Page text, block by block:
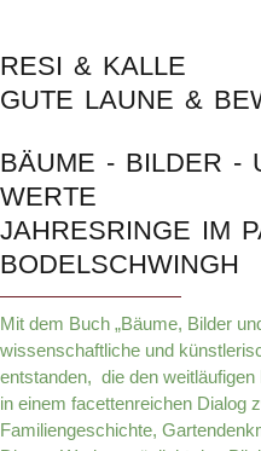
RESI & KALLE
GUTE LAUNE &
BÄUME - BILDER -
WERTE
JAHRESRINGE IM
BODELSCHWINGH
Mit dem Buch „Bäume, Bilder
wissenschaftliche und
entstanden, die den
in einem facettenreichen Dialog
Familiengeschichte,